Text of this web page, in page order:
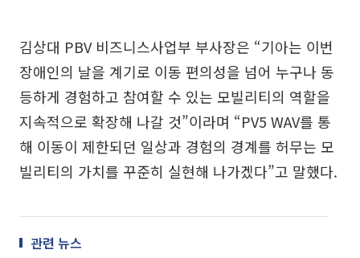
김상대 PBV 비즈니스사업부 부사장은 “기아는 이번
장애인의 날을 계기로 이동 편의성을 넘어 누구나 동
등하게 경험하고 참여할 수 있는 모빌리티의 역할을
지속적으로 확장해 나갈 것”이라며 “PV5 WAV를 통
해 이동이 제한되던 일상과 경험의 경계를 허무는 모
빌리티의 가치를 꾸준히 실현해 나가겠다”고 말했다.
관련 뉴스